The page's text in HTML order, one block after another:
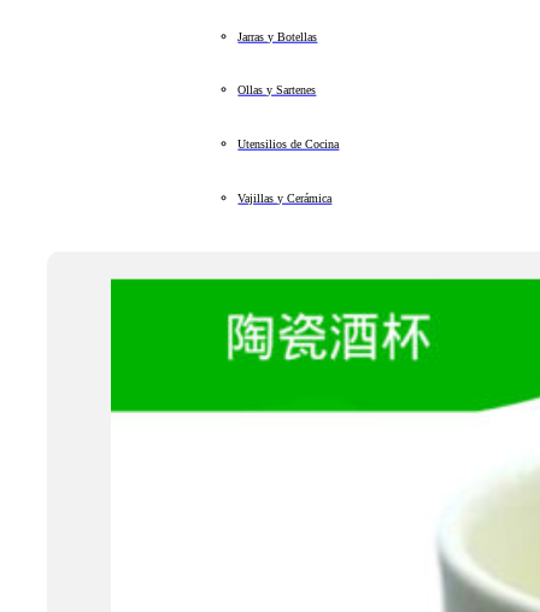
Jarras y Botellas
Ollas y Sartenes
Utensilios de Cocina
Vajillas y Cerámica